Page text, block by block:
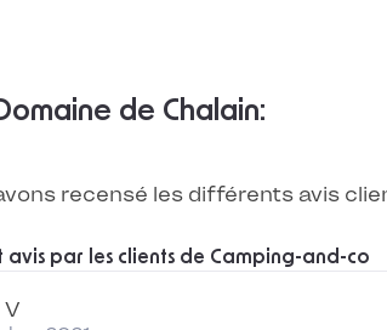
de Chalain:
recensé les différents avis
avis par les clients de Camping-and-co
V